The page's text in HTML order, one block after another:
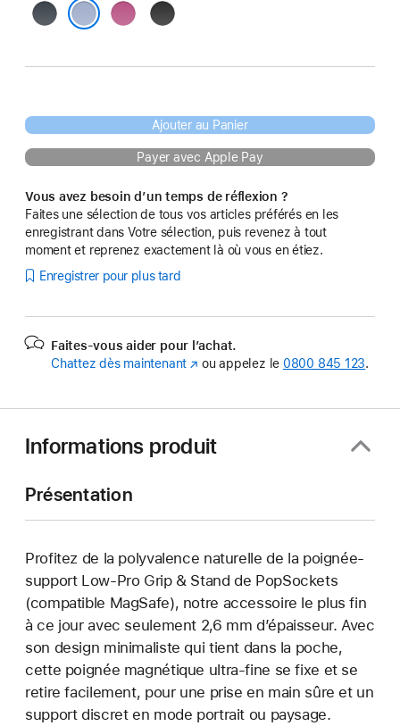
Marine Rose Noir
Ajouter au Panier
Payer avec Apple Pay
Vous avez besoin d’un temps de réflexion ?
Faites une sélection de tous vos articles préférés en les
enregistrant dans Votre sélection, puis revenez à tout
moment et reprenez exactement là où vous en étiez.
Enregistrer pour plus tard
Faites-vous aider pour l’achat.
Chattez dès maintenant (s’ouvre
ou appelez le 0800 845 123.
Informations produit
Présentation
Profitez de la polyvalence naturelle de la poignée-
support Low-Pro Grip & Stand de PopSockets
(compatible MagSafe), notre accessoire le plus fin
à ce jour avec seulement 2,6 mm d’épaisseur. Avec
son design minimaliste qui tient dans la poche,
cette poignée magnétique ultra-fine se fixe et se
retire facilement, pour une prise en main sûre et un
support discret en mode portrait ou paysage.